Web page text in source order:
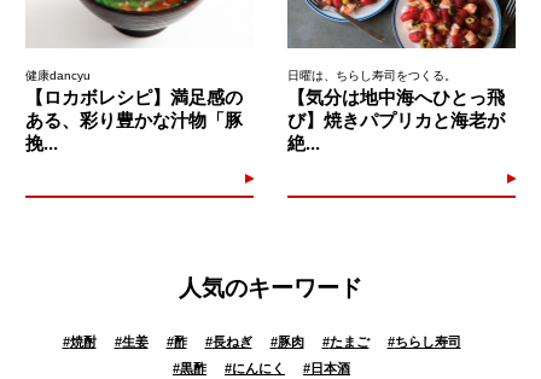
健康dancyu
【ロカボレシピ】満足感の
ある、彩り豊かな汁物「豚
挽...
日曜は、ちらし寿司をつくる。
【気分は地中海へひとっ飛
び】焼きパプリカと海老が
絶...
人気のキーワード
#焼酎 #生姜 #酢 #長ねぎ #豚肉 #たまご #ちらし寿司
#黒酢 #にんにく # 日本酒